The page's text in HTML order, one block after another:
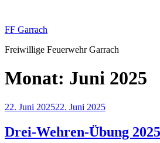
springen
FF Garrach
Freiwillige Feuerwehr Garrach
Monat: Juni 2025
Veröffentlicht
22. Juni 202522. Juni 2025
Drei-Wehren-Übung 2025